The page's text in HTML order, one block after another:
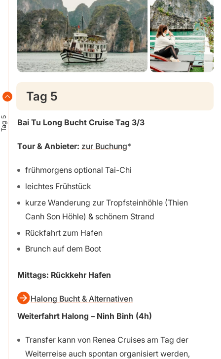
Tag 5
Tag 5
Bai Tu Long Bucht Cruise Tag 3/3
Tour & Anbieter: zur Buchung
frühmorgens optional Tai-Chi
leichtes Frühstück
kurze Wanderung zur Tropfsteinhöhle (Thien
Canh Son Höhle) & schönem Strand
Rückfahrt zum Hafen
Brunch auf dem Boot
Mittags: Rückkehr Hafen
Halong Bucht & Alternativen
Weiterfahrt Halong – Ninh Binh (4h)
Transfer kann von Renea Cruises am Tag der
Weiterreise auch spontan organisiert werden,